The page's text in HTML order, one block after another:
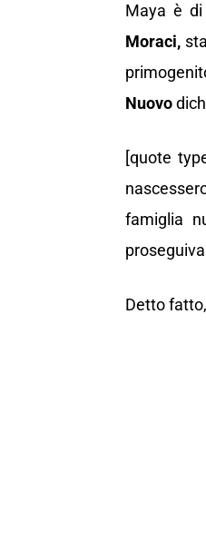
Maya è
Moraci,
Nuovo
[quote
famiglia
Detto